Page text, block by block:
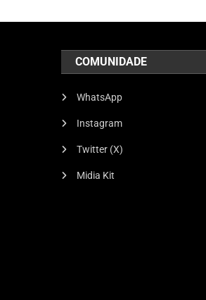
COMUNIDADE
WhatsApp
Instagram
Twitter (X)
Midia Kit